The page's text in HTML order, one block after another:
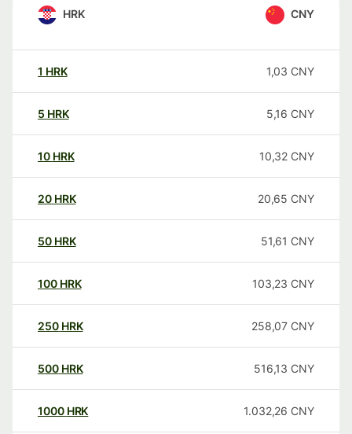
HRK CNY
1 HRK 1,03 CNY
5 HRK 5,16 CNY
10 HRK 10,32 CNY
20 HRK 20,65 CNY
50 HRK 51,61 CNY
100 HRK 103,23 CNY
250 HRK 258,07 CNY
500 HRK 516,13 CNY
1000 HRK 1.032,26 CNY